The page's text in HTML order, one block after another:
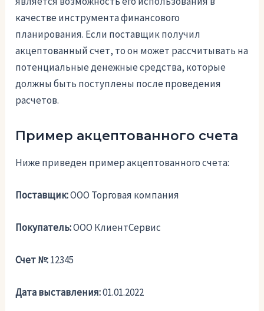
качестве инструмента финансового
планирования. Если поставщик получил
акцептованный счет, то он может рассчитывать на
потенциальные денежные средства, которые
должны быть поступлены после проведения
расчетов.
Пример акцептованного счета
Ниже приведен пример акцептованного счета:
Поставщик:ООО Торговая компания
Покупатель:ООО КлиентСервис
Счет №:12345
Дата выставления:01.01.2022